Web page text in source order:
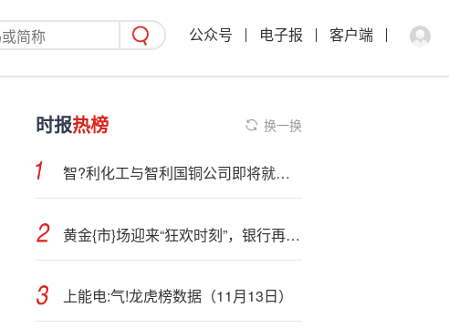
公众号 电子报 客户端
时报热榜 换一换
智?利化工与智利国铜公司即将就锂生产业务敲定合资企业
黄金{市}场迎来“狂欢时刻”，银行再度调整积存金、贵金属投资门槛
上能电:气!龙虎榜数据（11月13日）